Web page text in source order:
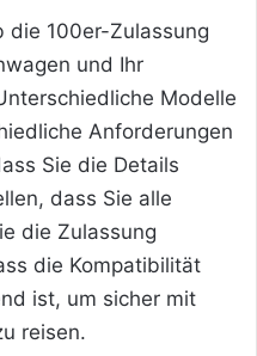
die 100er-Zulassung
und Ihr
Modelle
Anforderungen
Sie die Details
dass Sie alle
die Zulassung
die Kompatibilität
ist, um sicher mit
reisen.